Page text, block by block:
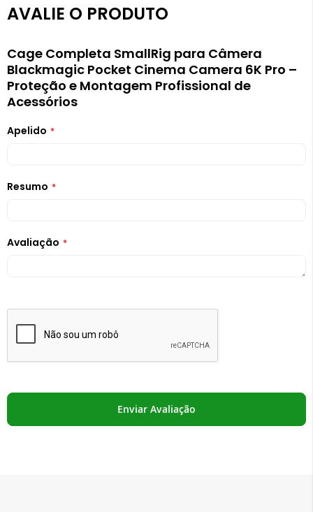
AVALIE O PRODUTO
Cage Completa SmallRig para Câmera
Blackmagic Pocket Cinema Camera 6K Pro –
Proteção e Montagem Profissional de
Acessórios
Apelido
Resumo
Avaliação
Enviar Avaliação